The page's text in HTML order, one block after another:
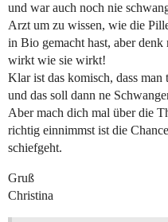
und war auch noch nie
Arzt um zu wissen, wie die
in Bio gemacht hast, aber
wirkt wie sie wirkt!
Klar ist das komisch, dass
und das soll dann ne
Aber mach dich mal über die
richtig einnimmst ist die
schiefgeht.
Gruß
Christina